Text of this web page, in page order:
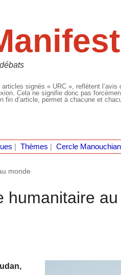
signés « URC », reflètent
Cela ne signifie donc pas
fin d’article, permet à chacune et
Thèmes Cercle
monde
humanitaire au